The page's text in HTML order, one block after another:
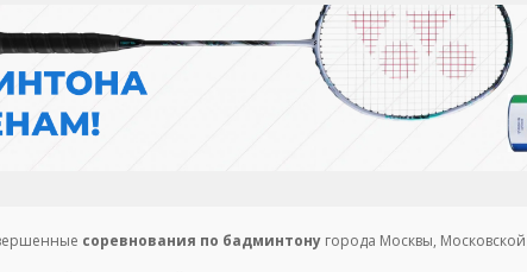
соревнования по бадминтону города Москвы,